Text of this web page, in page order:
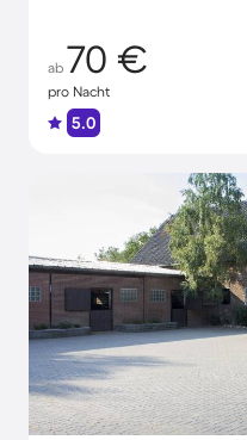
ab 70 €
pro Nacht
5.0